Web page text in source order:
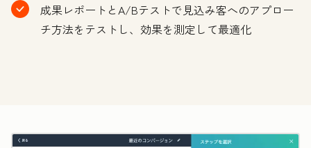
成果レポートとA/Bテストで見込み客へのアプロー
チ方法をテストし、効果を測定して最適化